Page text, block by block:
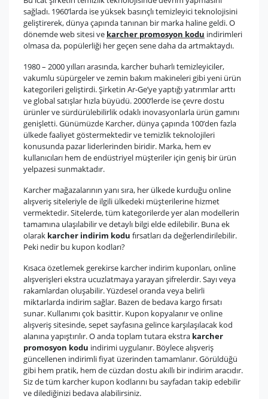
sağladı. 1960’larda ise yüksek basınçlı temizleyici teknolojisini
geliştirerek, dünya çapında tanınan bir marka haline geldi. O
dönemde web sitesi ve karcher promosyon kodu indirimleri
olmasa da, popülerliği her geçen sene daha da artmaktaydı.
1980 – 2000 yılları arasında, karcher buharlı temizleyiciler,
vakumlu süpürgeler ve zemin bakım makineleri gibi yeni ürün
kategorileri geliştirdi. Şirketin Ar-Ge’ye yaptığı yatırımlar arttı
ve global satışlar hızla büyüdü. 2000’lerde ise çevre dostu
ürünler ve sürdürülebilirlik odaklı inovasyonlarla ürün gamını
genişletti. Günümüzde Karcher, dünya çapında 100’den fazla
ülkede faaliyet göstermektedir ve temizlik teknolojileri
konusunda pazar liderlerinden biridir. Marka, hem ev
kullanıcıları hem de endüstriyel müşteriler için geniş bir ürün
yelpazesi sunmaktadır.
Karcher mağazalarının yanı sıra, her ülkede kurduğu online
alışveriş siteleriyle de ilgili ülkedeki müşterilerine hizmet
vermektedir. Sitelerde, tüm kategorilerde yer alan modellerin
tamamına ulaşılabilir ve detaylı bilgi elde edilebilir. Buna ek
olarak karcher indirim kodu fırsatları da değerlendirilebilir.
Peki nedir bu kupon kodları?
Kısaca özetlemek gerekirse karcher indirim kuponları, online
alışverişleri ekstra ucuzlatmaya yarayan şifrelerdir. Sayı veya
rakamlardan oluşabilir. Yüzdesel oranda veya belirli
miktarlarda indirim sağlar. Bazen de bedava kargo fırsatı
sunar. Kullanımı çok basittir. Kupon kopyalanır ve online
alışveriş sitesinde, sepet sayfasına gelince karşılaşılacak kod
alanına yapıştırılır. O anda toplam tutara ekstra karcher
promosyon kodu indirimi uygulanır. Böylece alışveriş
güncellenen indirimli fiyat üzerinden tamamlanır. Görüldüğü
gibi hem pratik, hem de cüzdan dostu akıllı bir indirim aracıdır.
Siz de tüm karcher kupon kodlarını bu sayfadan takip edebilir
ve dilediğinizi bedava alabilirsiniz.